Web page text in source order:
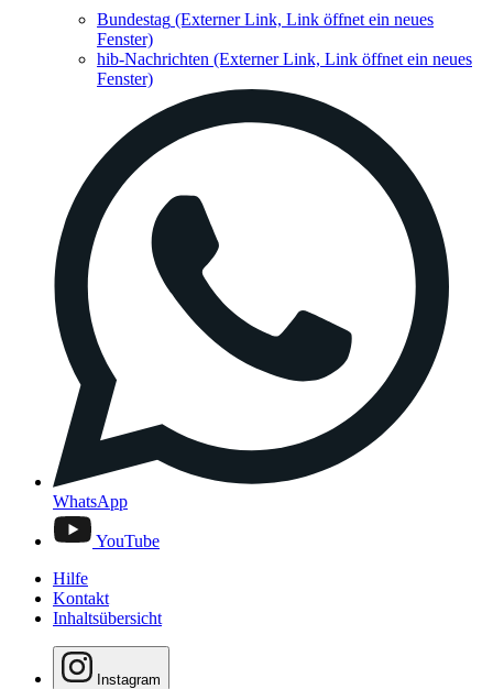
Bundestag (Externer Link, Link öffnet ein neues
Fenster)
hib-Nachrichten (Externer Link, Link öffnet ein neues
Fenster)
WhatsApp
YouTube
Hilfe
Kontakt
Inhaltsübersicht
Instagram